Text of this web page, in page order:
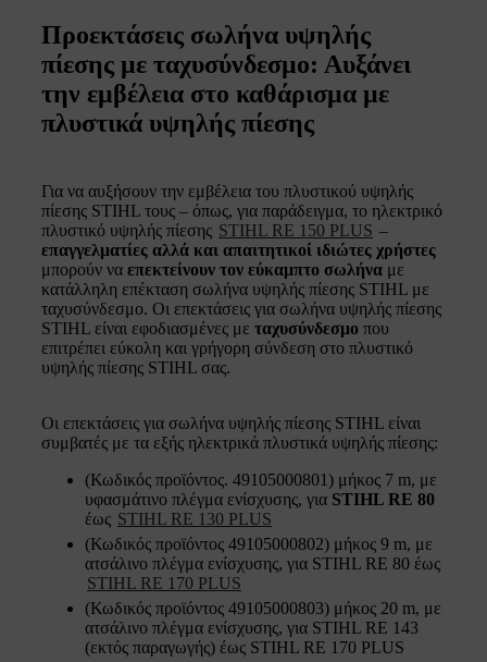
Προεκτάσεις σωλήνα υψηλής
πίεσης με ταχυσύνδεσμο: Αυξάνει
την εμβέλεια στο καθάρισμα με
πλυστικά υψηλής πίεσης
Για να αυξήσουν την εμβέλεια του πλυστικού υψηλής
πίεσης STIHL τους – όπως, για παράδειγμα, το ηλεκτρικό
πλυστικό υψηλής πίεσης STIHL RE 150 PLUS –
επαγγελματίες αλλά και απαιτητικοί ιδιώτες χρήστες
μπορούν να επεκτείνουν τον εύκαμπτο σωλήνα με
κατάλληλη επέκταση σωλήνα υψηλής πίεσης STIHL με
ταχυσύνδεσμο. Οι επεκτάσεις για σωλήνα υψηλής πίεσης
STIHL είναι εφοδιασμένες με ταχυσύνδεσμο που
επιτρέπει εύκολη και γρήγορη σύνδεση στο πλυστικό
υψηλής πίεσης STIHL σας.
Οι επεκτάσεις για σωλήνα υψηλής πίεσης STIHL είναι
συμβατές με τα εξής ηλεκτρικά πλυστικά υψηλής πίεσης:
(Κωδικός προϊόντος. 49105000801) μήκος 7 m, με
υφασμάτινο πλέγμα ενίσχυσης, για STIHL RE 80
έως STIHL RE 130 PLUS
(Κωδικός προϊόντος 49105000802) μήκος 9 m, με
ατσάλινο πλέγμα ενίσχυσης, για STIHL RE 80 έως
STIHL RE 170 PLUS
(Κωδικός προϊόντος 49105000803) μήκος 20 m, με
ατσάλινο πλέγμα ενίσχυσης, για STIHL RE 143
(εκτός παραγωγής) έως STIHL RE 170 PLUS